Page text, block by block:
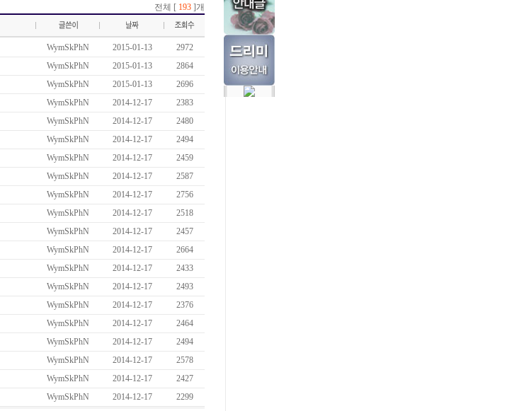
전체 [ 193 ]개
WymSkPhN 2015-01-13
2972
WymSkPhN 2015-01-13
2864
WymSkPhN 2015-01-13
2696
WymSkPhN 2014-12-17
2383
WymSkPhN 2014-12-17
2480
WymSkPhN 2014-12-17
2494
WymSkPhN 2014-12-17
2459
WymSkPhN 2014-12-17
2587
WymSkPhN 2014-12-17
2756
WymSkPhN 2014-12-17
2518
WymSkPhN 2014-12-17
2457
WymSkPhN 2014-12-17
2664
WymSkPhN 2014-12-17
2433
WymSkPhN 2014-12-17
2493
WymSkPhN 2014-12-17
2376
WymSkPhN 2014-12-17
2464
WymSkPhN 2014-12-17
2494
WymSkPhN 2014-12-17
2578
WymSkPhN 2014-12-17
2427
WymSkPhN 2014-12-17 2299